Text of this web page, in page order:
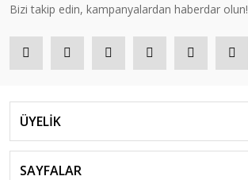
Bizi takip edin, kampanyalardan haberdar olun!
ÜYELİK
SAYFALAR